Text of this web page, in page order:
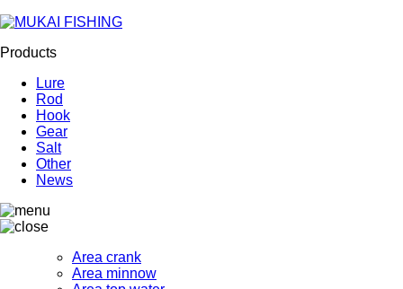
Products
Lure
Rod
Hook
Gear
Salt
Other
News
Area crank
Area minnow